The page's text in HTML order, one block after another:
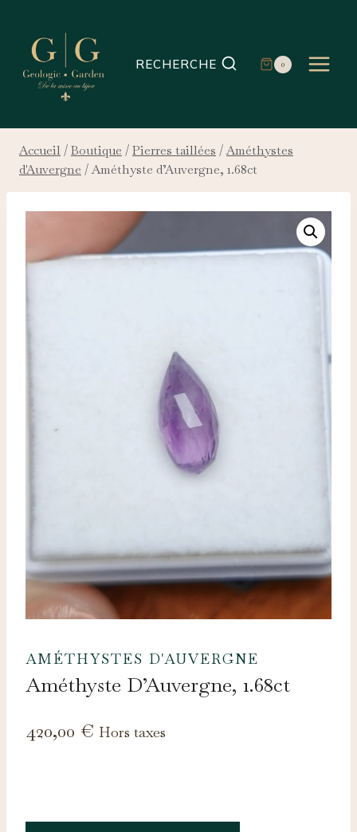
contenu
RECHERCHE 0
Accueil / Boutique / Pierres taillées / Améthystes
d'Auvergne / Améthyste d’Auvergne, 1.68ct
AMÉTHYSTES D'AUVERGNE
Améthyste D’Auvergne, 1.68ct
420,00 € Hors taxes